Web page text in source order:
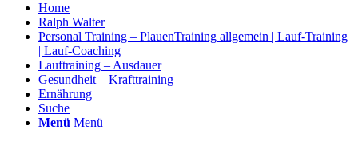
Home
Ralph Walter
Personal Training – PlauenTraining allgemein | Lauf-Training
| Lauf-Coaching
Lauftraining – Ausdauer
Gesundheit – Krafttraining
Ernährung
Suche
Menü Menü